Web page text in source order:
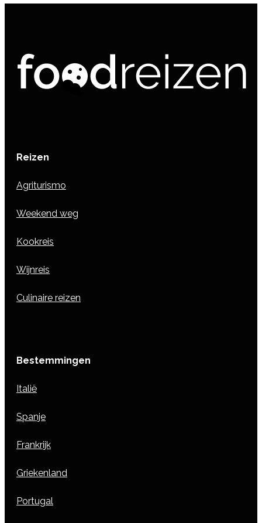
Reizen
Agriturismo
Weekend weg
Kookreis
Wijnreis
Culinaire reizen
Bestemmingen
Italië
Spanje
Frankrijk
Griekenland
Portugal